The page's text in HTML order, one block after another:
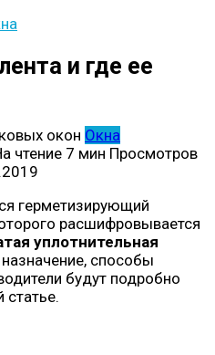
и где ее
Окна
чтение 7 мин Просмотров
герметизирующий
расшифровывается
уплотнительная
способы
будут подробно